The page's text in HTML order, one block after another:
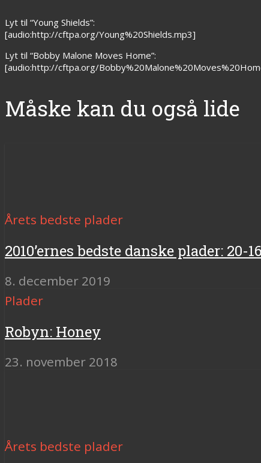
Lyt til “Young Shields”:
[audio:http://cftpa.org/Young%20Shields.mp3]
Lyt til “Bobby Malone Moves Home”:
[audio:http://cftpa.org/
Måske kan du også lide
Årets bedste plader
2010’ernes bedste danske plader: 20-16
8. december 2019
Plader
Robyn: Honey
23. november 2018
Årets bedste plader